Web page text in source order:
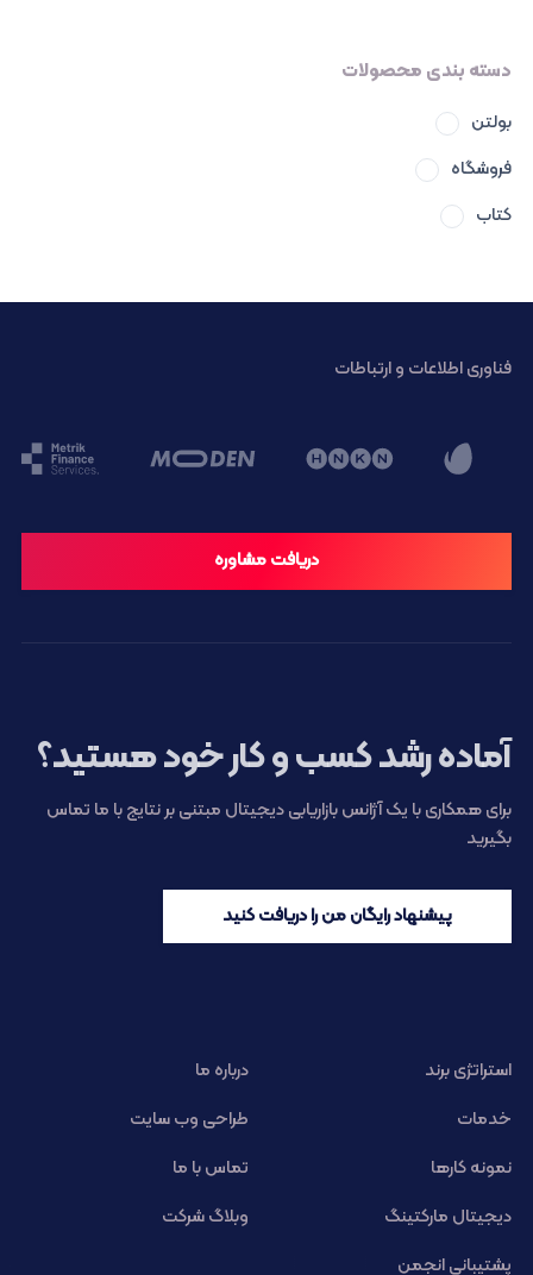
دسته بندی محصولات
بولتن
فروشگاه
کتاب
فناوری اطلاعات و ارتباطات
دریافت مشاوره
آماده رشد کسب و کار خود هستید؟
برای همکاری با یک آژانس بازاریابی دیجیتال مبتنی بر نتایج با ما تماس
بگیرید
پیشنهاد رایگان من را دریافت کنید
استراتژی برند
درباره ما
خدمات
طراحی وب سایت
نمونه کارها
تماس با ما
دیجیتال مارکتینگ
وبلاگ شرکت
پشتیبانی انجمن